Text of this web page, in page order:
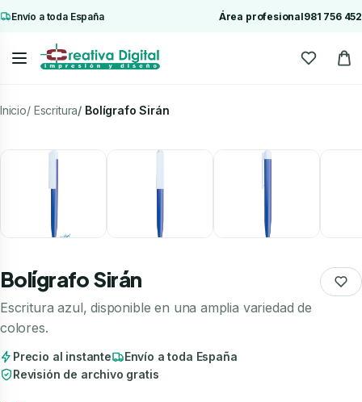
Envío a toda España Área profesional981 756 452
Inicio Escritura Bolígrafo Sirán
Bolígrafo Sirán
Escritura azul, disponible en una amplia variedad de
colores.
Precio al instante
Envío a toda España
Revisión de archivo gratis